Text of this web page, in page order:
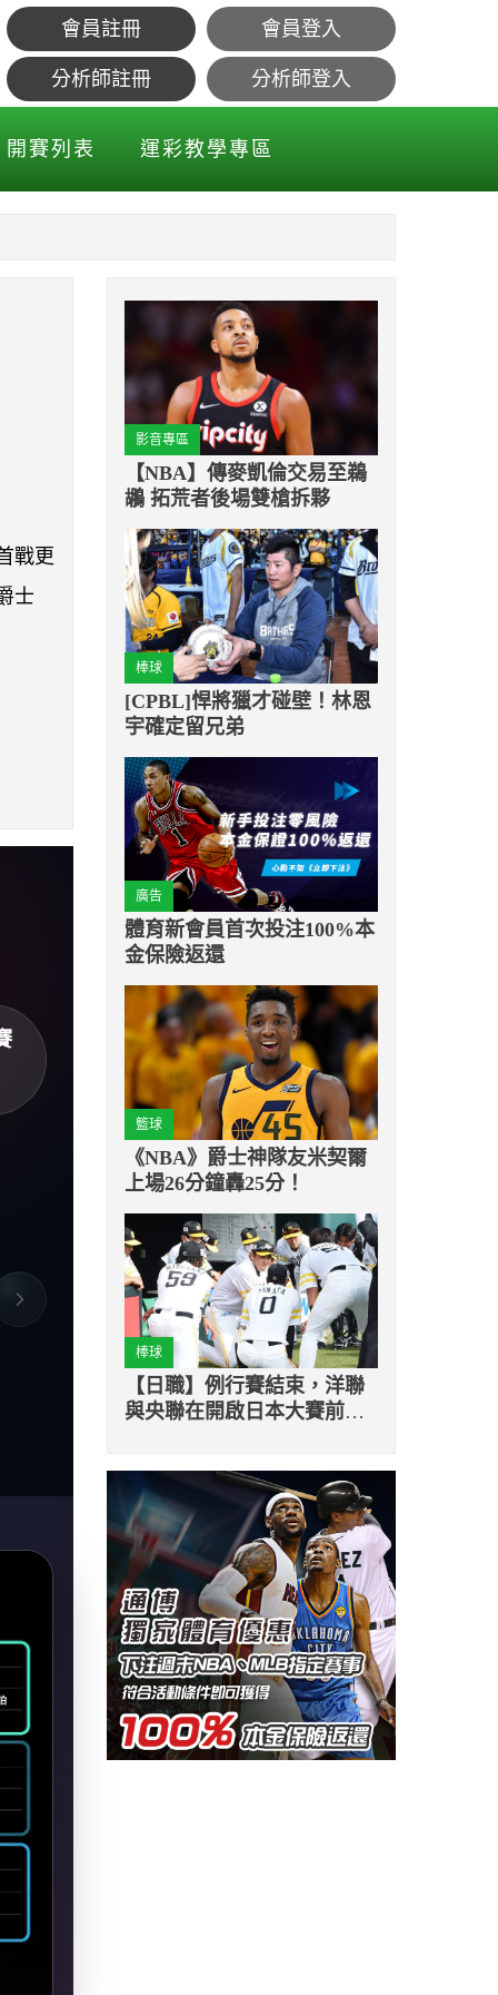
會員註冊 會員登入
分析師註冊 分析師登入
開賽列表 運彩教學專區
戰更
士
影音專區
【NBA】傳麥凱倫交易至鵜
鶘 拓荒者後場雙槍拆夥
棒球
[CPBL]悍將獵才碰壁！林恩
宇確定留兄弟
廣告
體育新會員首次投注100%本
金保險返還
籃球
《NBA》爵士神隊友米契爾
上場26分鐘轟25分！
棒球
【日職】例行賽結束，洋聯
與央聯在開啟日本大賽前的